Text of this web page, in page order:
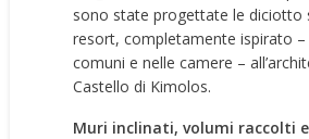
sono state progettate le diciotto
resort, completamente ispirato –
comuni e nelle camere –
Castello di Kimolos.
Muri inclinati, volumi raccolti